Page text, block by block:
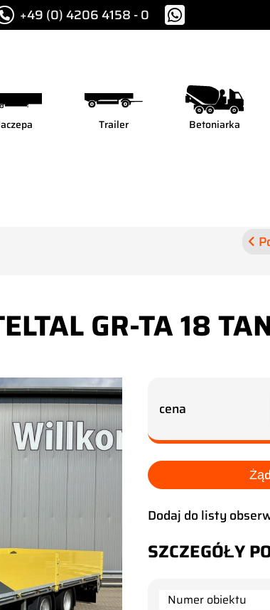
+49 (0) 4206 4158 - 0
Trailer Betoniarka
GR-TA 18
cena
Dodaj do listy
SZCZEGÓŁY
Numer obiektu